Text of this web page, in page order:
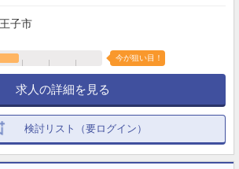
子市
今が狙い目！
求人の詳細を見る
検討リスト（要ログイン）